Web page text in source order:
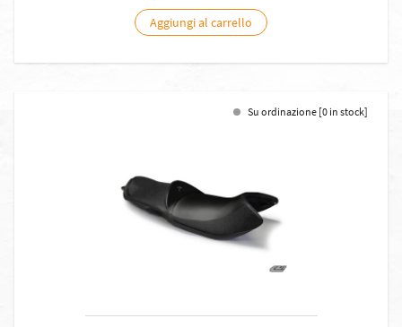
Aggiungi al carrello
Su ordinazione [0 in stock]